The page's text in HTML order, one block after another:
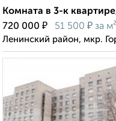
Комната в 3-к
720 000 ₽ 51 500 ₽ за м²
Ленинский район, мкр.